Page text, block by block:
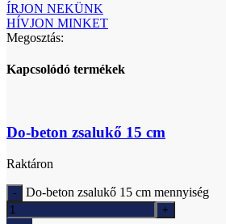
ÍRJON NEKÜNK
HÍVJON MINKET
Megosztás:
Kapcsolódó termékek
Do-beton zsalukő 15 cm
Raktáron
Do-beton zsalukő 15 cm mennyiség